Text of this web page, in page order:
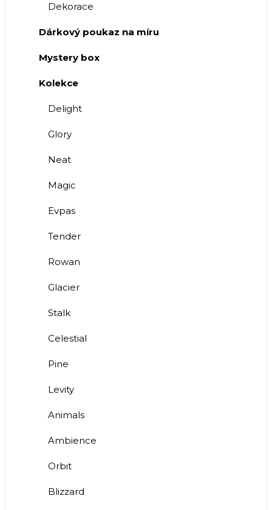
Dekorace
Dárkový poukaz na míru
Mystery box
Kolekce
Delight
Glory
Neat
Magic
Evpas
Tender
Rowan
Glacier
Stalk
Celestial
Pine
Levity
Animals
Ambience
Orbit
Blizzard